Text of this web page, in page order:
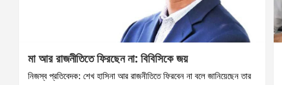
মা আর রাজনীতিতে ফিরছেন না: বিবিসিকে জয়
নিজস্ব প্রতিবেদক: শেখ হাসিনা আর রাজনীতিতে ফিরবেন না বলে জানিয়েছেন তার